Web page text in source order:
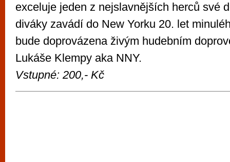
exceluje jeden z nejslavnějších herců své
diváky zavádí do New Yorku 20. let
bude doprovázena živým hudebním
Lukáše Klempy aka NNY.
Vstupné: 200,- Kč